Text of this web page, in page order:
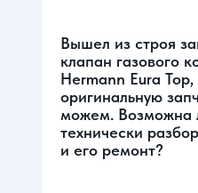
Вышел из строя
клапан газового
Hermann Eura
оригинальную
можем. Возможна
технически
и его ремонт?